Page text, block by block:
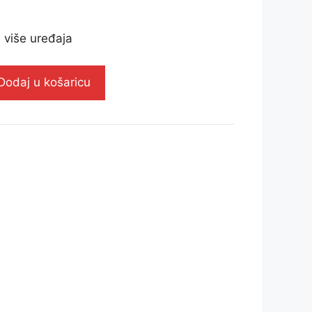
više uređaja
u košaricu